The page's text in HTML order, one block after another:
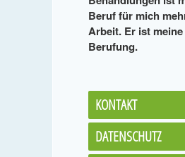
Beruf für mich
Arbeit. Er ist meine
Berufung.
KONTAKT
DATENSCHUTZ